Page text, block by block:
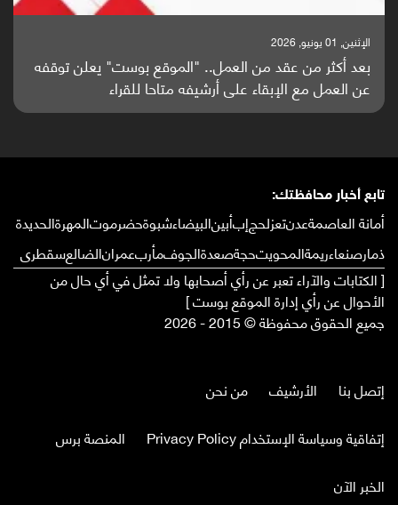
الإثنين, 25 مايو, 2026
باحثون من اليمن يدخلون سباق أبحاث ألزهايمر بدراسة
واعدة منشورة عالميا (ترجمة)
تابع أخبار محافظتك:
أمانة العاصمةعدنتعزلحجإبأبينالبيضاءشبوةحضرموتالمهرةالحديدة
ذمارصنعاءريمةالمحويتحجةصعدةالجوفمأربعمرانالضالعسقطرى
[ الكتابات والآراء تعبر عن رأي أصحابها ولا تمثل في أي حال من
الأحوال عن رأي إدارة الموقع بوست ]
جميع الحقوق محفوظة © 2015 - 2026
إتصل بنا الأرشيف
من نحن
إتفاقية وسياسة الإستخدام Privacy Policy
المنصة برس
الخبر الآن